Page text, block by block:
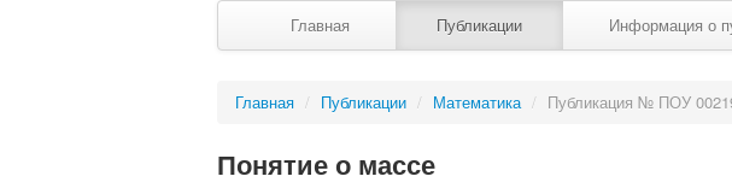
Главная Публикации Информация о
Главная / Публикации / Математика / Публикация № ПОУ
Понятие о массе